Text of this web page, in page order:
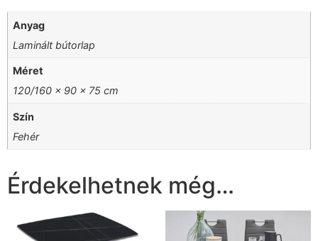
Anyag
Laminált bútorlap
Méret
120/160 x 90 x 75 cm
Szín
Fehér
Érdekelhetnek még…